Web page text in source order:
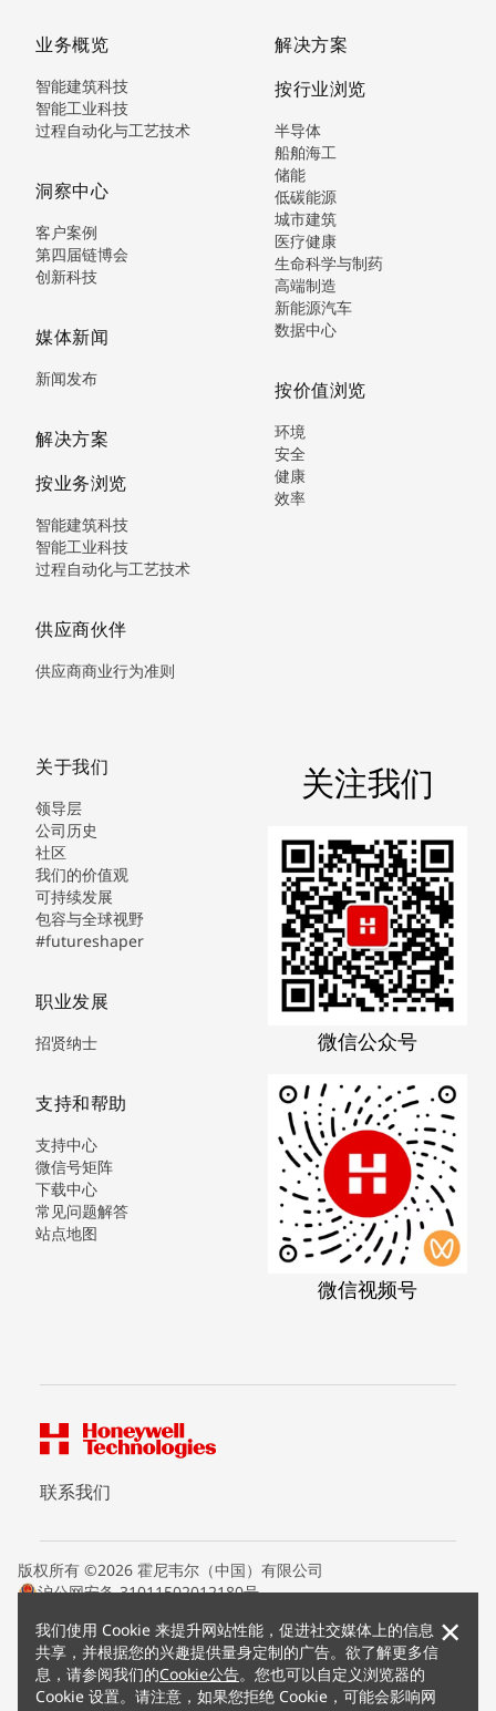
我们使用 Cookie 来提升网站性能，促进社交媒体上的信息
共享，并根据您的兴趣提供量身定制的广告。欲了解更多信
息，请参阅我们的Cookie公告。您也可以自定义浏览器的
Cookie 设置。请注意，如果您拒绝 Cookie，可能会影响网
×
业务概览
智能建筑科技
智能工业科技
过程自动化与工艺技术
洞察中心
客户案例
第四届链博会
创新科技
媒体新闻
新闻发布
解决方案
按业务浏览
智能建筑科技
智能工业科技
过程自动化与工艺技术
供应商伙伴
供应商商业行为准则
解决方案
按行业浏览
半导体
船舶海工
储能
低碳能源
城市建筑
医疗健康
生命科学与制药
高端制造
新能源汽车
数据中心
按价值浏览
环境
安全
健康
效率
关于我们
领导层
公司历史
社区
我们的价值观
可持续发展
包容与全球视野
#futureshaper
职业发展
招贤纳士
支持和帮助
支持中心
微信号矩阵
下载中心
常见问题解答
站点地图
关注我们
微信公众号
微信视频号
联系我们
版权所有 ©2026 霍尼韦尔（中国）有限公司
沪公网安备 31011502012180号
条款条约
隐私声明
您的隐私选项
霍尼韦尔科技Cookie通知